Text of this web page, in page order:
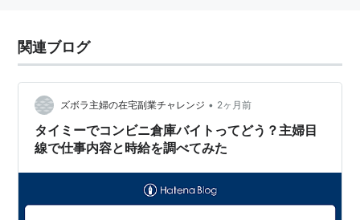
関連ブログ
ズボラ主婦の在宅副業チャレンジ • 2ヶ月前
タイミーでコンビニ倉庫バイトってどう？主婦目
線で仕事内容と時給を調べてみた